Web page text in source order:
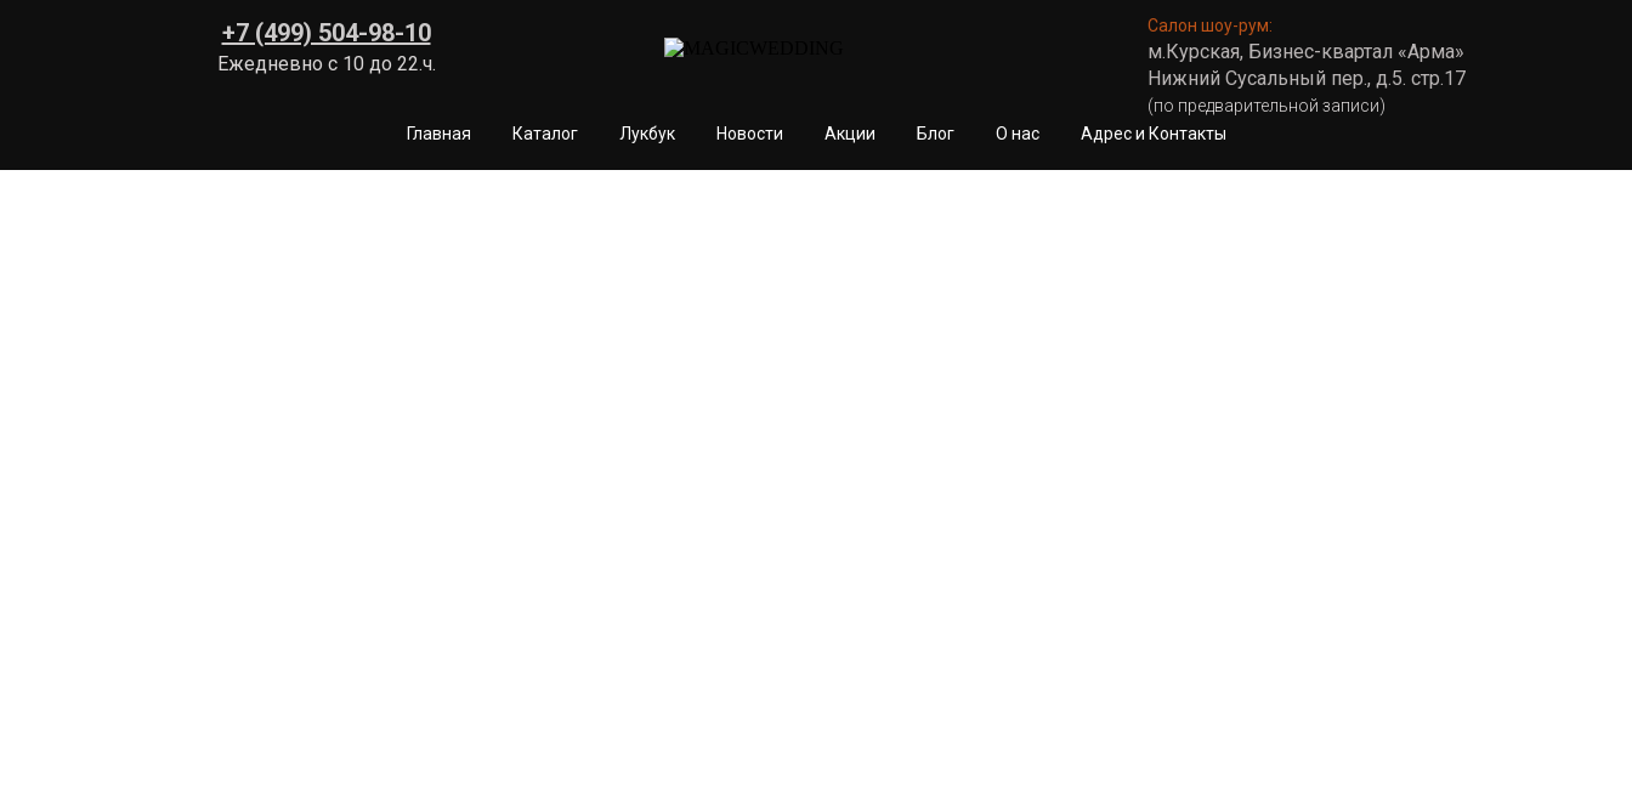
+7 (499) 504-98-10
Ежедневно с 10 до 22.ч.
Салон шоу-рум:
м.Курская, Бизнес-квартал «Арма»
Нижний Сусальный пер., д.5. стр.17
(по предварительной записи)
Главная
Каталог Лукбук Новости Акции Блог О нас Адрес и Контакты